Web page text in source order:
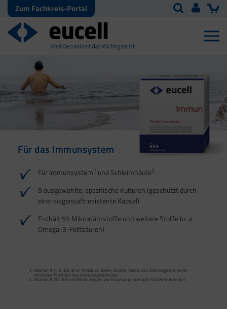
Zum Fachkreis-Portal
Für das Immunsystem
Für Immunsystem1 und Schleimhäute2
9 ausgewählte, spezifische Kulturen (geschützt durch
eine magensaftresistente Kapsel)
Enthält 55 Mikronährstoffe und weitere Stoffe (u. a.
Omega-3-Fettsäuren)
Vitamin A, C, D, B6, B12, Folsäure, Eisen, Kupfer, Selen und Zink tragen zu einer
normalen Funktion des Immunsystems bei.
Vitamin A, B2, B3 und Biotin tragen zur Erhaltung normaler Schleimhäute bei.
Für Haut, Haare und
4
Vitamin A, Beta-Carotin, Vitamine B2, B3, Biotin und Zink tragen zur Erhaltung
Für Ihre natürliche
normalen Stoffwechsel von Makronährstoffen bei.
Vitamin B2 und Biotin tragen zur Erhaltung normaler Schleimhäute (einschließlich
Darmschleimhaut) bei.
Vitamin D und Zink tragen zur normalen Funktion des Immunsystems bei.